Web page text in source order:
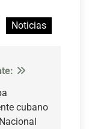
Noticias
cubano